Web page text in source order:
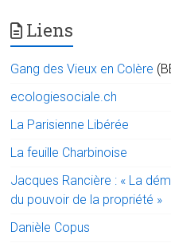
Liens
Gang des Vieux en Colère
ecologiesociale.ch
La Parisienne Libérée
La feuille Charbinoise
Jacques Rancière : « La
du pouvoir de la propriété »
Danièle Copus